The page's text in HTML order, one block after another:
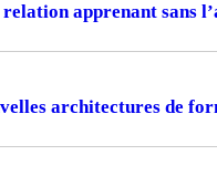
apprenant sans
architectures de